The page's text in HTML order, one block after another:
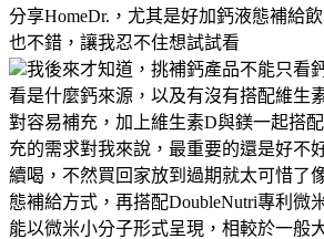
分享HomeDr.，尤其是好加鈣液態補給
也不錯，讓我忍不住想試試看
我後來才知道，挑補鈣產品不能只看
看是什麼鈣來源，以及有沒有搭配維生
對容易補充，加上維生素D與鎂一起搭
充的需求對我來說，最重要的還是好不
續喝，不然買回家放到過期就太可惜了
態補給方式，再搭配DoubleNutri專利微
能以微米小分子形式呈現，相較於一般